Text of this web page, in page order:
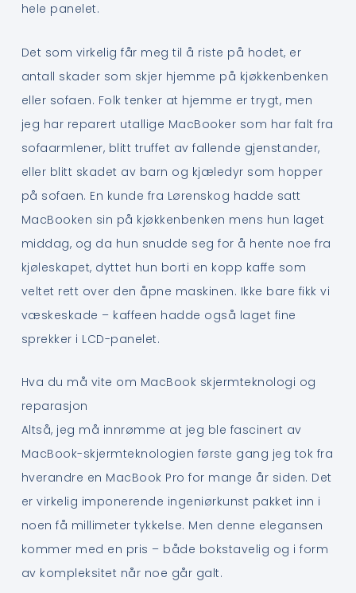
hele panelet.
Det som virkelig får meg til å riste på hodet, er
antall skader som skjer hjemme på kjøkkenbenken
eller sofaen. Folk tenker at hjemme er trygt, men
jeg har reparert utallige MacBooker som har falt fra
sofaarmlener, blitt truffet av fallende gjenstander,
eller blitt skadet av barn og kjæledyr som hopper
på sofaen. En kunde fra Lørenskog hadde satt
MacBooken sin på kjøkkenbenken mens hun laget
middag, og da hun snudde seg for å hente noe fra
kjøleskapet, dyttet hun borti en kopp kaffe som
veltet rett over den åpne maskinen. Ikke bare fikk vi
væskeskade – kaffeen hadde også laget fine
sprekker i LCD-panelet.
Hva du må vite om MacBook skjermteknologi og
reparasjon
Altså, jeg må innrømme at jeg ble fascinert av
MacBook-skjermteknologien første gang jeg tok fra
hverandre en MacBook Pro for mange år siden. Det
er virkelig imponerende ingeniørkunst pakket inn i
noen få millimeter tykkelse. Men denne elegansen
kommer med en pris – både bokstavelig og i form
av kompleksitet når noe går galt.